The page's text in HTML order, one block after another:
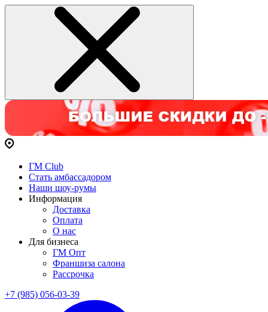
ГМ Club
Стать амбассадором
Наши шоу-румы
Информация
Доставка
Оплата
О нас
Для бизнеса
ГМ Опт
Франшиза салона
Рассрочка
+7 (985) 056-03-39